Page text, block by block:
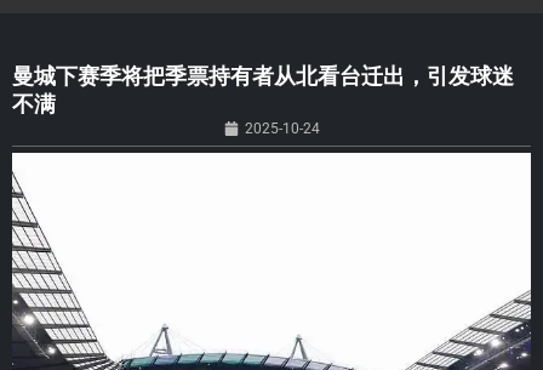
曼城下赛季将把季票持有者从北看台迁出，引发球迷
不满
2025-10-24